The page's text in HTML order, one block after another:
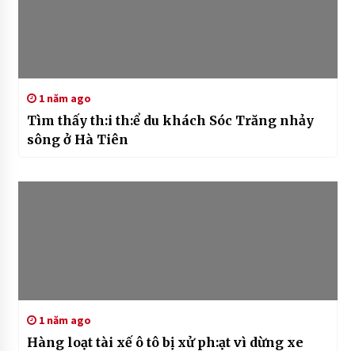
1 năm ago
Tìm thấy th:i th:ể du khách Sóc Trăng nhảy
sông ở Hà Tiên
1 năm ago
Hàng loạt tài xế ô tô bị xử ph:ạt vì dừng xe